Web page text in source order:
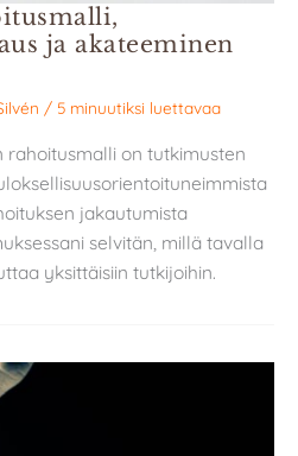
ja akateeminen
/ 5 minuutiksi luettavaa
rahoitusmalli on tutkimusten
jakautumista
selvitän, millä tavalla
yksittäisiin tutkijoihin.